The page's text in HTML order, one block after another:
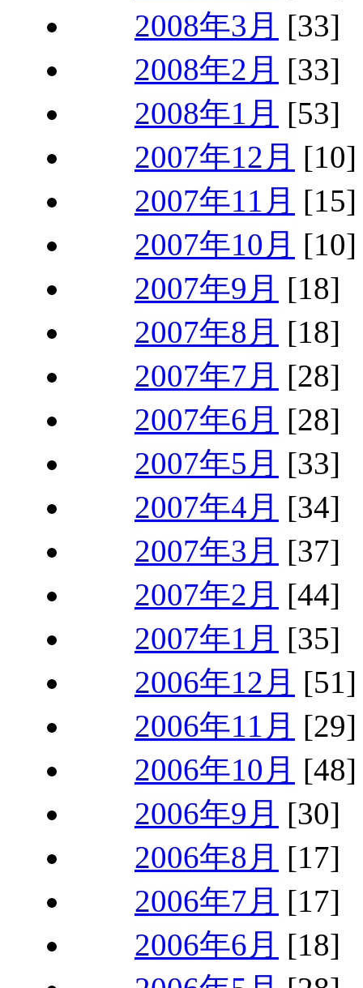
2008年3月 [33]
2008年2月 [33]
2008年1月 [53]
2007年12月 [10]
2007年11月 [15]
2007年10月 [10]
2007年9月 [18]
2007年8月 [18]
2007年7月 [28]
2007年6月 [28]
2007年5月 [33]
2007年4月 [34]
2007年3月 [37]
2007年2月 [44]
2007年1月 [35]
2006年12月 [51]
2006年11月 [29]
2006年10月 [48]
2006年9月 [30]
2006年8月 [17]
2006年7月 [17]
2006年6月 [18]